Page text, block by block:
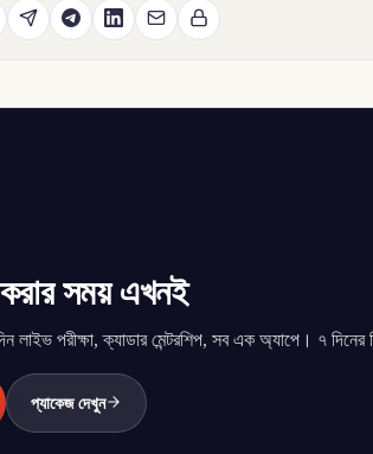
সময় এখনই
পরীক্ষা, ক্যাডার মেন্টরশিপ, সব এক অ্যাপে। ৭ দিনের
প্যাকেজ দেখুন